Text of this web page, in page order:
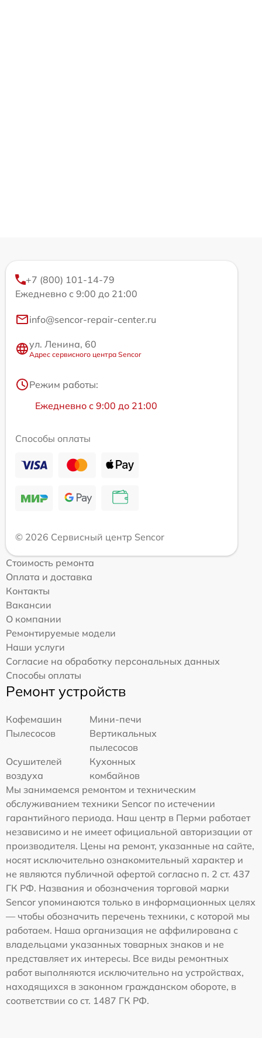
+7 (800) 101-14-79
Ежедневно с 9:00 до 21:00
info@sencor-repair-center.ru
ул. Ленина, 60
Адрес сервисного центра Sencor
Режим работы:
Ежедневно с 9:00 до 21:00
Способы оплаты
© 2026 Сервисный центр Sencor
Стоимость ремонта
Оплата и доставка
Контакты
Вакансии
О компании
Ремонтируемые модели
Наши услуги
Согласие на обработку персональных данных
Способы оплаты
Ремонт устройств
Кофемашин
Мини-печи
Пылесосов
Вертикальных
пылесосов
Осушителей
воздуха
Кухонных
комбайнов
Мы занимаемся ремонтом и техническим
обслуживанием техники Sencor по истечении
гарантийного периода. Наш центр в Перми работает
независимо и не имеет официальной авторизации от
производителя. Цены на ремонт, указанные на сайте,
носят исключительно ознакомительный характер и
не являются публичной офертой согласно п. 2 ст. 437
ГК РФ. Названия и обозначения торговой марки
Sencor упоминаются только в информационных целях
— чтобы обозначить перечень техники, с которой мы
работаем. Наша организация не аффилирована с
владельцами указанных товарных знаков и не
представляет их интересы. Все виды ремонтных
работ выполняются исключительно на устройствах,
находящихся в законном гражданском обороте, в
соответствии со ст. 1487 ГК РФ.